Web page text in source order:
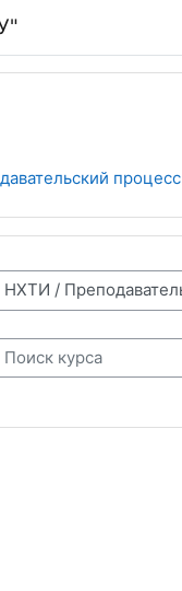
процесс
курсов
курса